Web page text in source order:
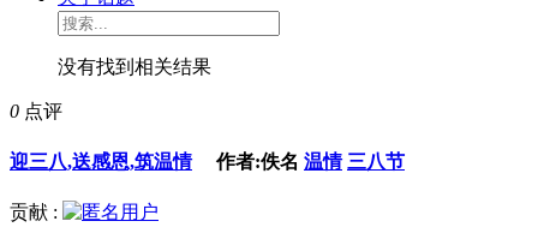
没有找到相关结果
0 点评
迎三八,送感恩,筑温情作者:佚名 温情 三八节
贡献 :